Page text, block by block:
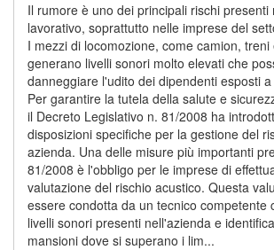
Il rumore è uno dei principali rischi presenti
lavorativo, soprattutto nelle imprese del
I mezzi di locomozione, come camion, treni
generano livelli sonori molto elevati che
danneggiare l'udito dei dipendenti esposti
Per garantire la tutela della salute e
il Decreto Legislativo n. 81/2008 ha
disposizioni specifiche per la gestione del
azienda. Una delle misure più importanti
81/2008 è l'obbligo per le imprese di
valutazione del rischio acustico. Questa
essere condotta da un tecnico competente
livelli sonori presenti nell'azienda e
mansioni dove si superano i lim...